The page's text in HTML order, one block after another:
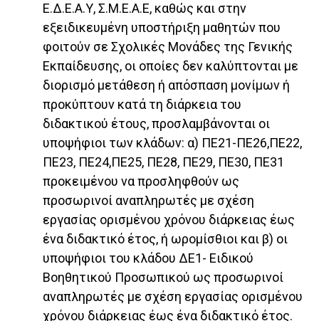
Ε.Δ.Ε.Α.Υ, Σ.Μ.Ε.Α.Ε, καθώς και στην
εξειδικευμένη υποστήριξη μαθητών που
φοιτούν σε Σχολικές Μονάδες της Γενικής
Εκπαίδευσης, οι οποίες δεν καλύπτονται με
διορισμό μετάθεση ή απόσπαση μονίμων ή
προκύπτουν κατά τη διάρκεια του
διδακτικού έτους, προσλαμβάνονται οι
υποψήφιοι των κλάδων: α) ΠΕ21-ΠΕ26,ΠΕ22,
ΠΕ23, ΠΕ24,ΠΕ25, ΠΕ28, ΠΕ29, ΠΕ30, ΠΕ31
προκειμένου να προσληφθούν ως
προσωρινοί αναπληρωτές με σχέση
εργασίας ορισμένου χρόνου διάρκειας έως
ένα διδακτικό έτος, ή ωρομίσθιοι και β) οι
υποψήφιοι του κλάδου ΔΕ1- Ειδικού
Βοηθητικού Προσωπικού ως προσωρινοί
αναπληρωτές με σχέση εργασίας ορισμένου
χρόνου διάρκειας έως ένα διδακτικό έτος.